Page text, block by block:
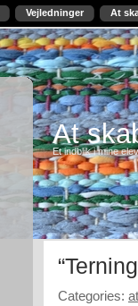
Vejledninger At
At
Et indblik i mine
Categories: